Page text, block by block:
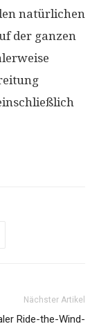
natürlichen
der ganzen
Nächster Artikel
Ride-the-Wind-